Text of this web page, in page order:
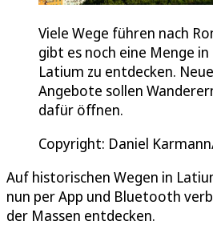
Viele Wege führen nach
gibt es noch eine Menge in
Latium zu entdecken.
Angebote sollen
dafür öffnen.
Copyright: Daniel
Auf historischen Wegen in
nun per App und Bluetooth
der Massen entdecken.